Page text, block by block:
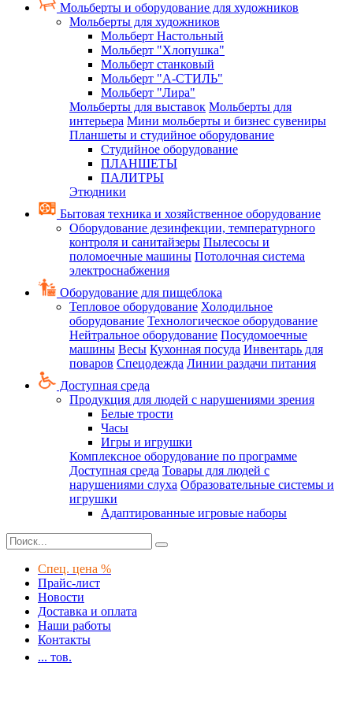
Мольберты и оборудование для художников
Мольберты для художников
Мольберт Настольный
Мольберт "Хлопушка"
Мольберт станковый
Мольберт "А-СТИЛЬ"
Мольберт "Лира"
Мольберты для выставок Мольберты для
интерьера Мини мольберты и бизнес сувениры
Планшеты и студийное оборудование
Студийное оборудование
ПЛАНШЕТЫ
ПАЛИТРЫ
Этюдники
Бытовая техника и хозяйственное оборудование
Оборудование дезинфекции, температурного
контроля и санитайзеры Пылесосы и
поломоечные машины Потолочная система
электроснабжения
Оборудование для пищеблока
Тепловое оборудование Холодильное
оборудование Технологическое оборудование
Нейтральное оборудование Посудомоечные
машины Весы Кухонная посуда Инвентарь для
поваров Спецодежда Линии раздачи питания
Доступная среда
Продукция для людей с нарушениями зрения
Белые трости
Часы
Игры и игрушки
Комплексное оборудование по программе
Доступная среда Товары для людей с
нарушениями слуха Образовательные системы и
игрушки
Адаптированные игровые наборы
Спец. цена %
Прайс-лист
Новости
Доставка и оплата
Наши работы
Контакты
... тов.